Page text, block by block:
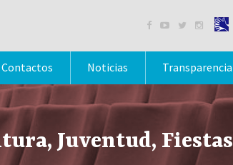
   
Contactos Noticias Transparencia
Juventud, Fiestas